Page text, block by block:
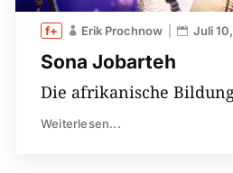
Sona Jobarteh
Erik Prochnow Juli
Die afrikanische
Weiterlesen...